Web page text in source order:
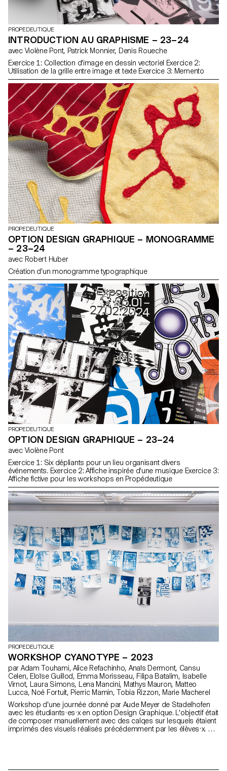
PROPEDEUTIQUE
INTRODUCTION AU GRAPHISME – 23–24
avec Violène Pont, Patrick Monnier, Denis Roueche
Exercice 1: Collection d'image en dessin vectoriel Exercice 2:
Utilisation de la grille entre image et texte Exercice 3: Memento
PROPEDEUTIQUE
OPTION DESIGN GRAPHIQUE – MONOGRAMME
– 23–24
avec Robert Huber
Création d'un monogramme typographique
PROPEDEUTIQUE
OPTION DESIGN GRAPHIQUE – 23–24
avec Violène Pont
Exercice 1: Six dépliants pour un lieu organisant divers
événements. Exercice 2: Affiche inspirée d'une musique Exercice 3:
Affiche fictive pour les workshops en Propédeutique
PROPEDEUTIQUE
WORKSHOP CYANOTYPE – 2023
par Adam Touhami, Alice Refachinho, Anaïs Dermont, Cansu
Celen, Eloïse Guillod, Emma Morisseau, Filipa Batalim, Isabelle
Virnot, Laura Simons, Lena Mancini, Mathys Mauron, Matteo
Lucca, Noé Fortuit, Pierric Mamin, Tobia Rizzon, Marie Macherel
Workshop d'une journée donné par Aude Meyer de Stadelhofen
avec les étudiants·es·x en option Design Graphique. L'objectif était
de composer manuellement avec des calqes sur lesquels étaient
imprimés des visuels réalisés précédemment par les élèves·x. La